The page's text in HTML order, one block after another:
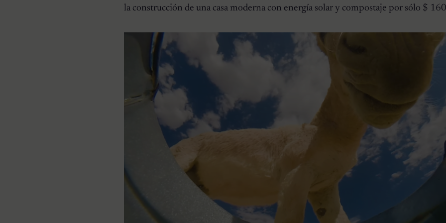
la construcción de una casa moderna con energía solar y compostaje por sólo $